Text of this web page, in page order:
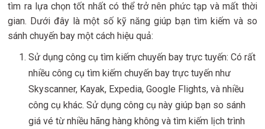
tìm ra lựa chọn tốt nhất có thể trở nên phức tạp và mất thời
gian. Dưới đây là một số kỹ năng giúp bạn tìm kiếm và so
sánh chuyến bay một cách hiệu quả:
Sử dụng công cụ tìm kiếm chuyến bay trực tuyến: Có rất
nhiều công cụ tìm kiếm chuyến bay trực tuyến như
Skyscanner, Kayak, Expedia, Google Flights, và nhiều
công cụ khác. Sử dụng công cụ này giúp bạn so sánh
giá vé từ nhiều hãng hàng không và tìm kiếm lịch trình